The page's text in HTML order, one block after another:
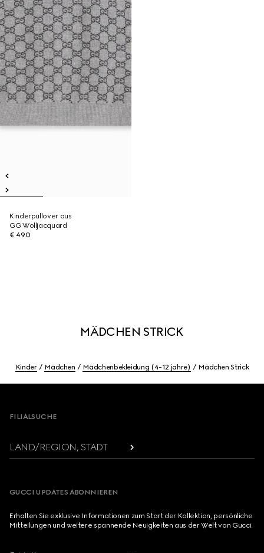
Kinderpullover aus
GG Wolljacquard
€ 490
MÄDCHEN STRICK
Kinder Mädchen Mädchenbekleidung (4-12 jahre) Mädchen Strick
FILIALSUCHE
LAND/REGION, STADT
GUCCI UPDATES ABONNIEREN
Erhalten Sie exklusive Informationen zum Start der Kollektion, persönliche
Mitteilungen und weitere spannende Neuigkeiten aus der Welt von Gucci.